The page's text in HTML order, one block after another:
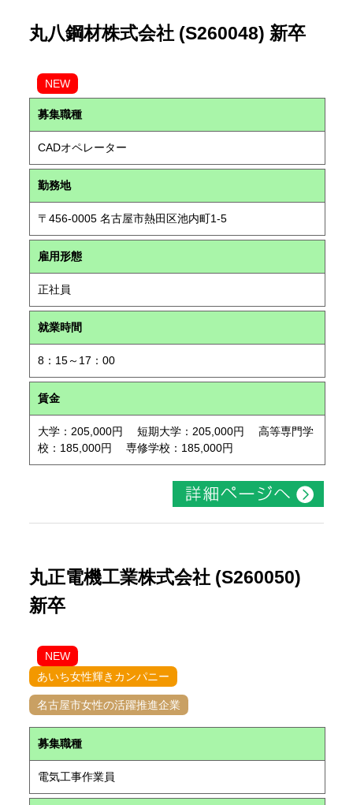
丸八鋼材株式会社 (S260048) 新卒
NEW
募集職種
CADオペレーター
勤務地
〒456-0005 名古屋市熱田区池内町1-5
雇用形態
正社員
就業時間
8：15～17：00
賃金
大学：205,000円 短期大学：205,000円 高等専門学
校：185,000円 専修学校：185,000円
丸正電機工業株式会社 (S260050)
新卒
NEW
あいち女性輝きカンパニー
名古屋市女性の活躍推進企業
募集職種
電気工事作業員